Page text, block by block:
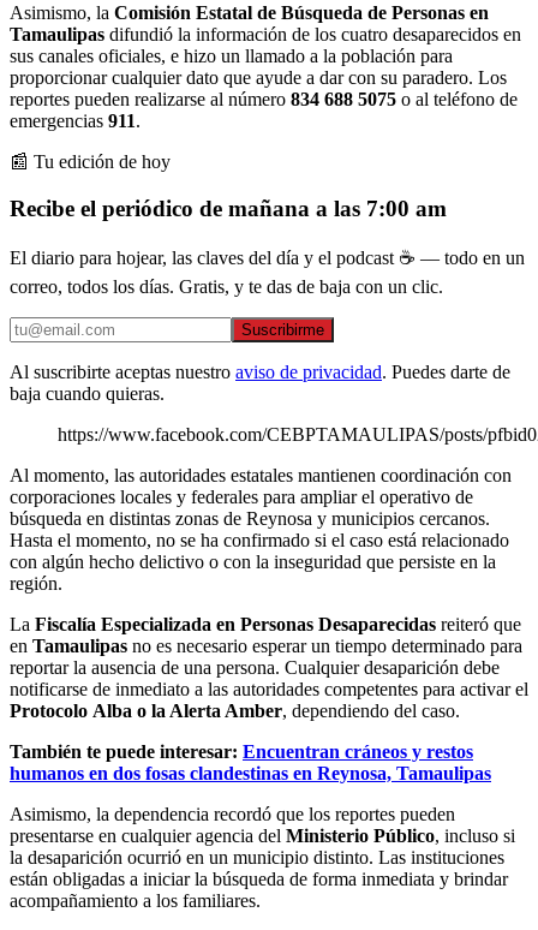
Asimismo, la Comisión Estatal de Búsqueda de Personas en
Tamaulipas difundió la información de los cuatro desaparecidos en
sus canales oficiales, e hizo un llamado a la población para
proporcionar cualquier dato que ayude a dar con su paradero. Los
reportes pueden realizarse al número 834 688 5075 o al teléfono de
emergencias 911.
📰 Tu edición de hoy
Recibe el periódico de mañana a las 7:00 am
El diario para hojear, las claves del día y el podcast ☕ — todo en un
correo, todos los días. Gratis, y te das de baja con un clic.
Suscribirme
Al suscribirte aceptas nuestro aviso de privacidad. Puedes darte de
baja cuando quieras.
https://www.facebook.com/CEBPTAMAULIPAS/posts/
Al momento, las autoridades estatales mantienen coordinación con
corporaciones locales y federales para ampliar el operativo de
búsqueda en distintas zonas de Reynosa y municipios cercanos.
Hasta el momento, no se ha confirmado si el caso está relacionado
con algún hecho delictivo o con la inseguridad que persiste en la
región.
La Fiscalía Especializada en Personas Desaparecidas reiteró que
en Tamaulipas no es necesario esperar un tiempo determinado para
reportar la ausencia de una persona. Cualquier desaparición debe
notificarse de inmediato a las autoridades competentes para activar el
Protocolo Alba o la Alerta Amber, dependiendo del caso.
También te puede interesar: Encuentran cráneos y restos
humanos en dos fosas clandestinas en Reynosa, Tamaulipas
Asimismo, la dependencia recordó que los reportes pueden
presentarse en cualquier agencia del Ministerio Público, incluso si
la desaparición ocurrió en un municipio distinto. Las instituciones
están obligadas a iniciar la búsqueda de forma inmediata y brindar
acompañamiento a los familiares.